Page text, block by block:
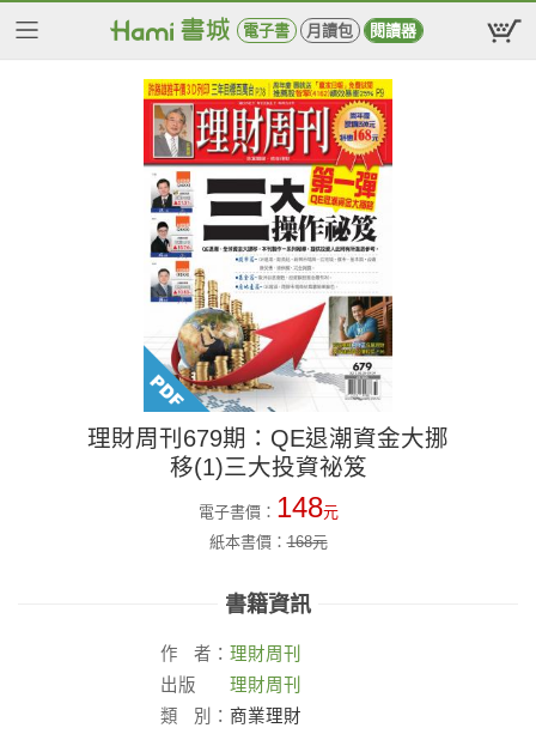
電子書 月讀包 閱讀器
理財周刊679期：QE退潮資金大挪
移(1)三大投資祕笈
電子書價： 148元
紙本書價：168元
書籍資訊
作 者： 理財周刊
出版
社：
理財周刊
類
別： 商業理財